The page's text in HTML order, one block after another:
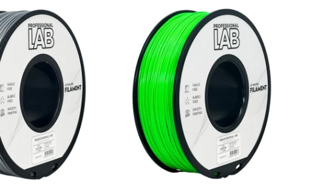
Algne
hind
16,34 €.
Praegune
hind
on:
14,71 €.
Algne
hind
16,34 €.
Praegune
hind
on:
14,71 €.